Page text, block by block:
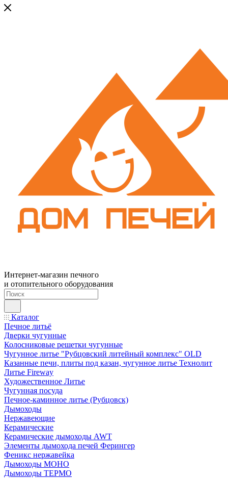
Интернет-магазин печного
и отопительного оборудования
Каталог
Печное литьё
Дверки чугунные
Колосниковые решетки чугунные
Чугунное литье "Рубцовский литейный комплекс" OLD
Казанные печи, плиты под казан, чугунное литье Технолит
Литье Fireway
Художественное Литье
Чугунная посуда
Печное-каминное литье (Рубцовск)
Дымоходы
Нержавеющие
Керамические
Керамические дымоходы AWT
Элементы дымохода печей Ферингер
Феникс нержавейка
Дымоходы МОНО
Дымоходы ТЕРМО